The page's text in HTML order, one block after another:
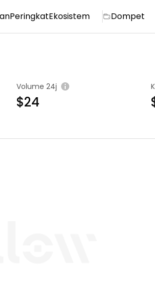
PeringkatEkosistem Dompet
Volume 24j
$24